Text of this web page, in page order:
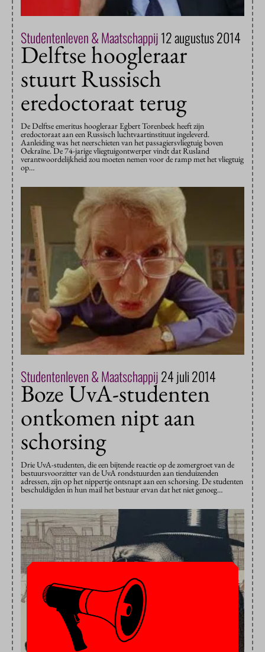
Studentenleven & Maatschappij12 augustus 2014
Delftse hoogleraar
stuurt Russisch
eredoctoraat terug
De Delftse emeritus hoogleraar Egbert Torenbeek heeft zijn
eredoctoraat aan een Russisch luchtvaartinstituut ingeleverd.
Aanleiding was het neerschieten van het passagiersvliegtuig boven
Oekraïne. De 74-jarige vliegtuigontwerper vindt dat Rusland
verantwoordelijkheid zou moeten nemen voor de ramp met het vliegtuig
op…
Studentenleven & Maatschappij24 juli 2014
Boze UvA-studenten
ontkomen nipt aan
schorsing
Drie UvA-studenten, die een bijtende reactie op de zomergroet van de
bestuursvoorzitter van de UvA rondstuurden aan tienduizenden
adressen, zijn op het nippertje ontsnapt aan een schorsing. De studenten
beschuldigden in hun mail het bestuur ervan dat het niet genoeg…